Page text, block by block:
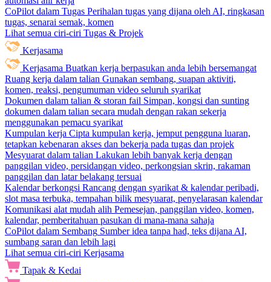
CoPilot dalam Tugas Perihalan tugas yang dijana oleh AI, ringkasan
tugas, senarai semak, komen
Lihat semua ciri-ciri Tugas & Projek
Kerjasama
Kerjasama Buatkan kerja berpasukan anda lebih bersemangat
Ruang kerja dalam talian Gunakan sembang, suapan aktiviti,
komen, reaksi, pengumuman video seluruh syarikat
Dokumen dalam talian & storan fail Simpan, kongsi dan sunting
dokumen dalam talian secara mudah dengan rakan sekerja
menggunakan pemacu syarikat
Kumpulan kerja Cipta kumpulan kerja, jemput pengguna luaran,
tetapkan kebenaran akses dan bekerja pada tugas dan projek
Mesyuarat dalam talian Lakukan lebih banyak kerja dengan
panggilan video, persidangan video, perkongsian skrin, rakaman
panggilan dan latar belakang tersuai
Kalendar berkongsi Rancang dengan syarikat & kalendar peribadi,
slot masa terbuka, tempahan bilik mesyuarat, penyelarasan kalendar
Komunikasi alat mudah alih Pemesejan, panggilan video, komen,
kalendar, pemberitahuan pasukan di mana-mana sahaja
CoPilot dalam Sembang Sumber idea tanpa had, teks dijana AI,
sumbang saran dan lebih lagi
Lihat semua ciri-ciri Kerjasama
Tapak & Kedai